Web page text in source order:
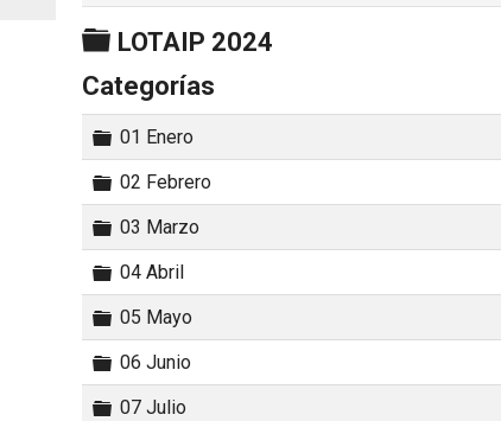
Carpeta
LOTAIP 2024
Categorías
Carpeta
01 Enero
Carpeta
02 Febrero
Carpeta
03 Marzo
Carpeta
04 Abril
Carpeta
05 Mayo
Carpeta
06 Junio
Carpeta
07 Julio